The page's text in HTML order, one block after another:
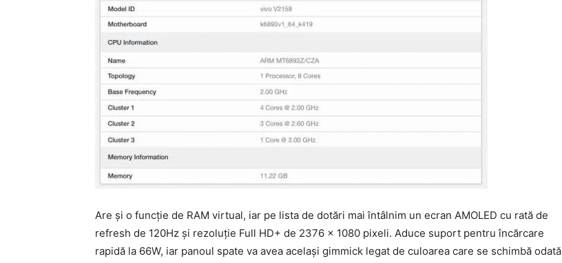
Are și o funcție de RAM virtual, iar pe lista de dotări mai întâlnim un ecran AMOLED cu rată de
refresh de 120Hz și rezoluție Full HD+ de 2376 x 1080 pixeli. Aduce suport pentru încărcare
rapidă la 66W, iar panoul spate va avea același gimmick legat de culoarea care se schimbă odată